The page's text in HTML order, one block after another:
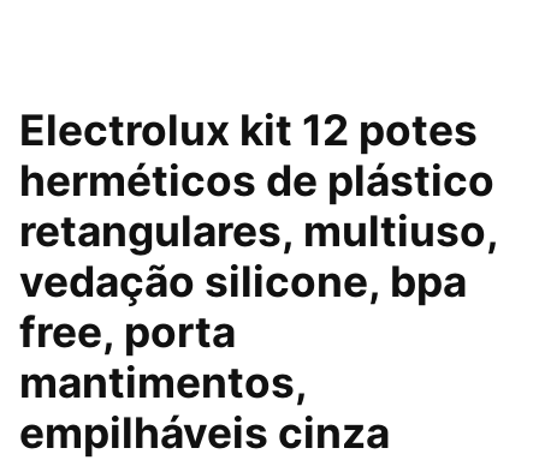
Electrolux kit 12 potes
herméticos de plástico
retangulares, multiuso,
vedação silicone, bpa
free, porta
mantimentos,
empilháveis cinza
O
preço
original
era:
R$119,00.
O
preço
atual
é:
R$79,90.